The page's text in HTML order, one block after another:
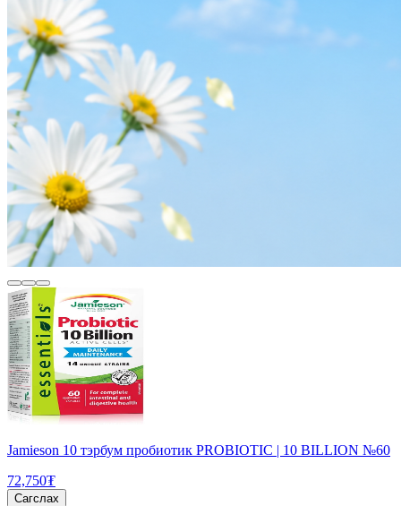
Jamieson 10 тэрбум пробиотик PROBIOTIC | 10 BILLION №60
72,750₮
Сагслах